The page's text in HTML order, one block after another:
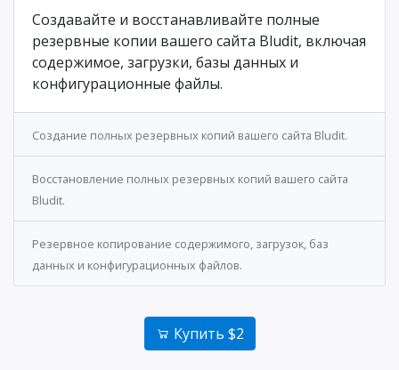
Cоздавайте и восстанавливайте полные
резервные копии вашего сайта Bludit, включая
содержимое, загрузки, базы данных и
конфигурационные файлы.
Создание полных резервных копий вашего сайта Bludit.
Восстановление полных резервных копий вашего сайта
Bludit.
Резервное копирование содержимого, загрузок, баз
данных и конфигурационных файлов.
Купить $2